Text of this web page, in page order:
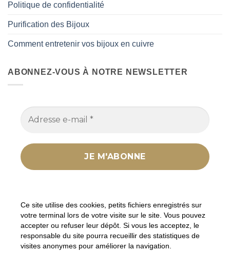
Politique de confidentialité
Purification des Bijoux
Comment entretenir vos bijoux en cuivre
ABONNEZ-VOUS À NOTRE NEWSLETTER
Ce site utilise des cookies, petits fichiers enregistrés sur
votre terminal lors de votre visite sur le site. Vous pouvez
accepter ou refuser leur dépôt. Si vous les acceptez, le
responsable du site pourra recueillir des statistiques de
visites anonymes pour améliorer la navigation.